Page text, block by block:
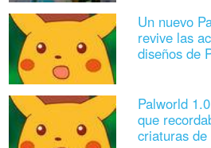
Un nuevo
revive las
diseños de
Palworld
que
criaturas